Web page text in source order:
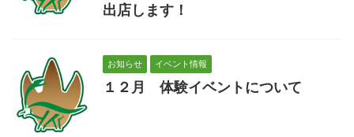
出店します！
お知らせ イベント情報
１２月 体験イベントについて